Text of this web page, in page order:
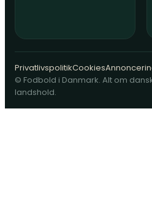
PrivatlivspolitikCookies
© Fodbold i Danmark. Alt om
landshold.